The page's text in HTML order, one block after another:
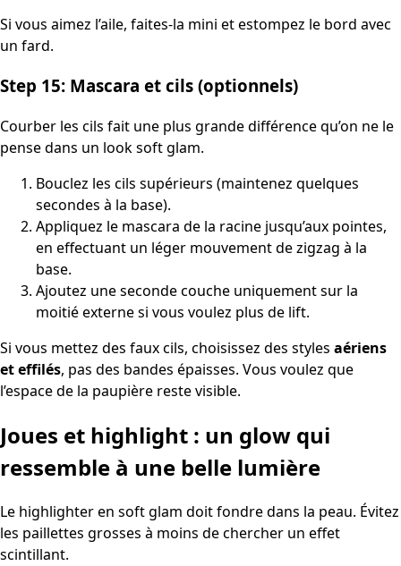
Si vous aimez l’aile, faites-la mini et estompez le bord avec
un fard.
Step 15: Mascara et cils (optionnels)
Courber les cils fait une plus grande différence qu’on ne le
pense dans un look soft glam.
Bouclez les cils supérieurs (maintenez quelques
secondes à la base).
Appliquez le mascara de la racine jusqu’aux pointes,
en effectuant un léger mouvement de zigzag à la
base.
Ajoutez une seconde couche uniquement sur la
moitié externe si vous voulez plus de lift.
Si vous mettez des faux cils, choisissez des styles aériens
et effilés, pas des bandes épaisses. Vous voulez que
l’espace de la paupière reste visible.
Joues et highlight : un glow qui
ressemble à une belle lumière
Le highlighter en soft glam doit fondre dans la peau. Évitez
les paillettes grosses à moins de chercher un effet
scintillant.